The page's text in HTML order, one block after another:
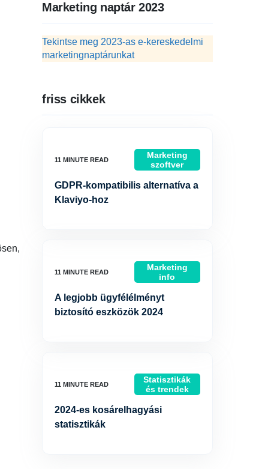
Marketing naptár 2023
Tekintse meg 2023-as e-kereskedelmi
marketingnaptárunkat
friss cikkek
Marketing
szoftver
GDPR-kompatibilis alternatíva a
Klaviyo-hoz
Marketing
info
A legjobb ügyfélélményt
biztosító eszközök 2024
Statisztikák
és trendek
2024-es kosárelhagyási
statisztikák